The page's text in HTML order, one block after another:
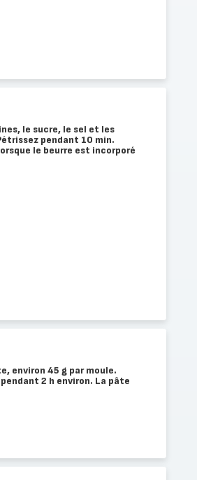
le sucre, le sel et les
pendant 10 min.
le beurre est incorporé
environ 45 g par moule.
2 h environ. La pâte